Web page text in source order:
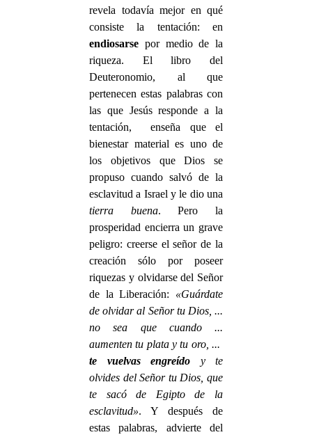
revela todavía mejor en qué
consiste la tentación: en
endiosarse por medio de la
riqueza. El libro del
Deuteronomio, al que
pertenecen estas palabras con
las que Jesús responde a la
tentación, enseña que el
bienestar material es uno de
los objetivos que Dios se
propuso cuando salvó de la
esclavitud a Israel y le dio una
tierra buena. Pero la
prosperidad encierra un grave
peligro: creerse el señor de la
creación sólo por poseer
riquezas y olvidarse del Señor
de la Liberación: «Guárdate
de olvidar al Señor tu Dios, ...
no sea que cuando ...
aumenten tu plata y tu oro, ...
te vuelvas engreído y te
olvides del Señor tu Dios, que
te sacó de Egipto de la
esclavitud». Y después de
estas palabras, advierte del